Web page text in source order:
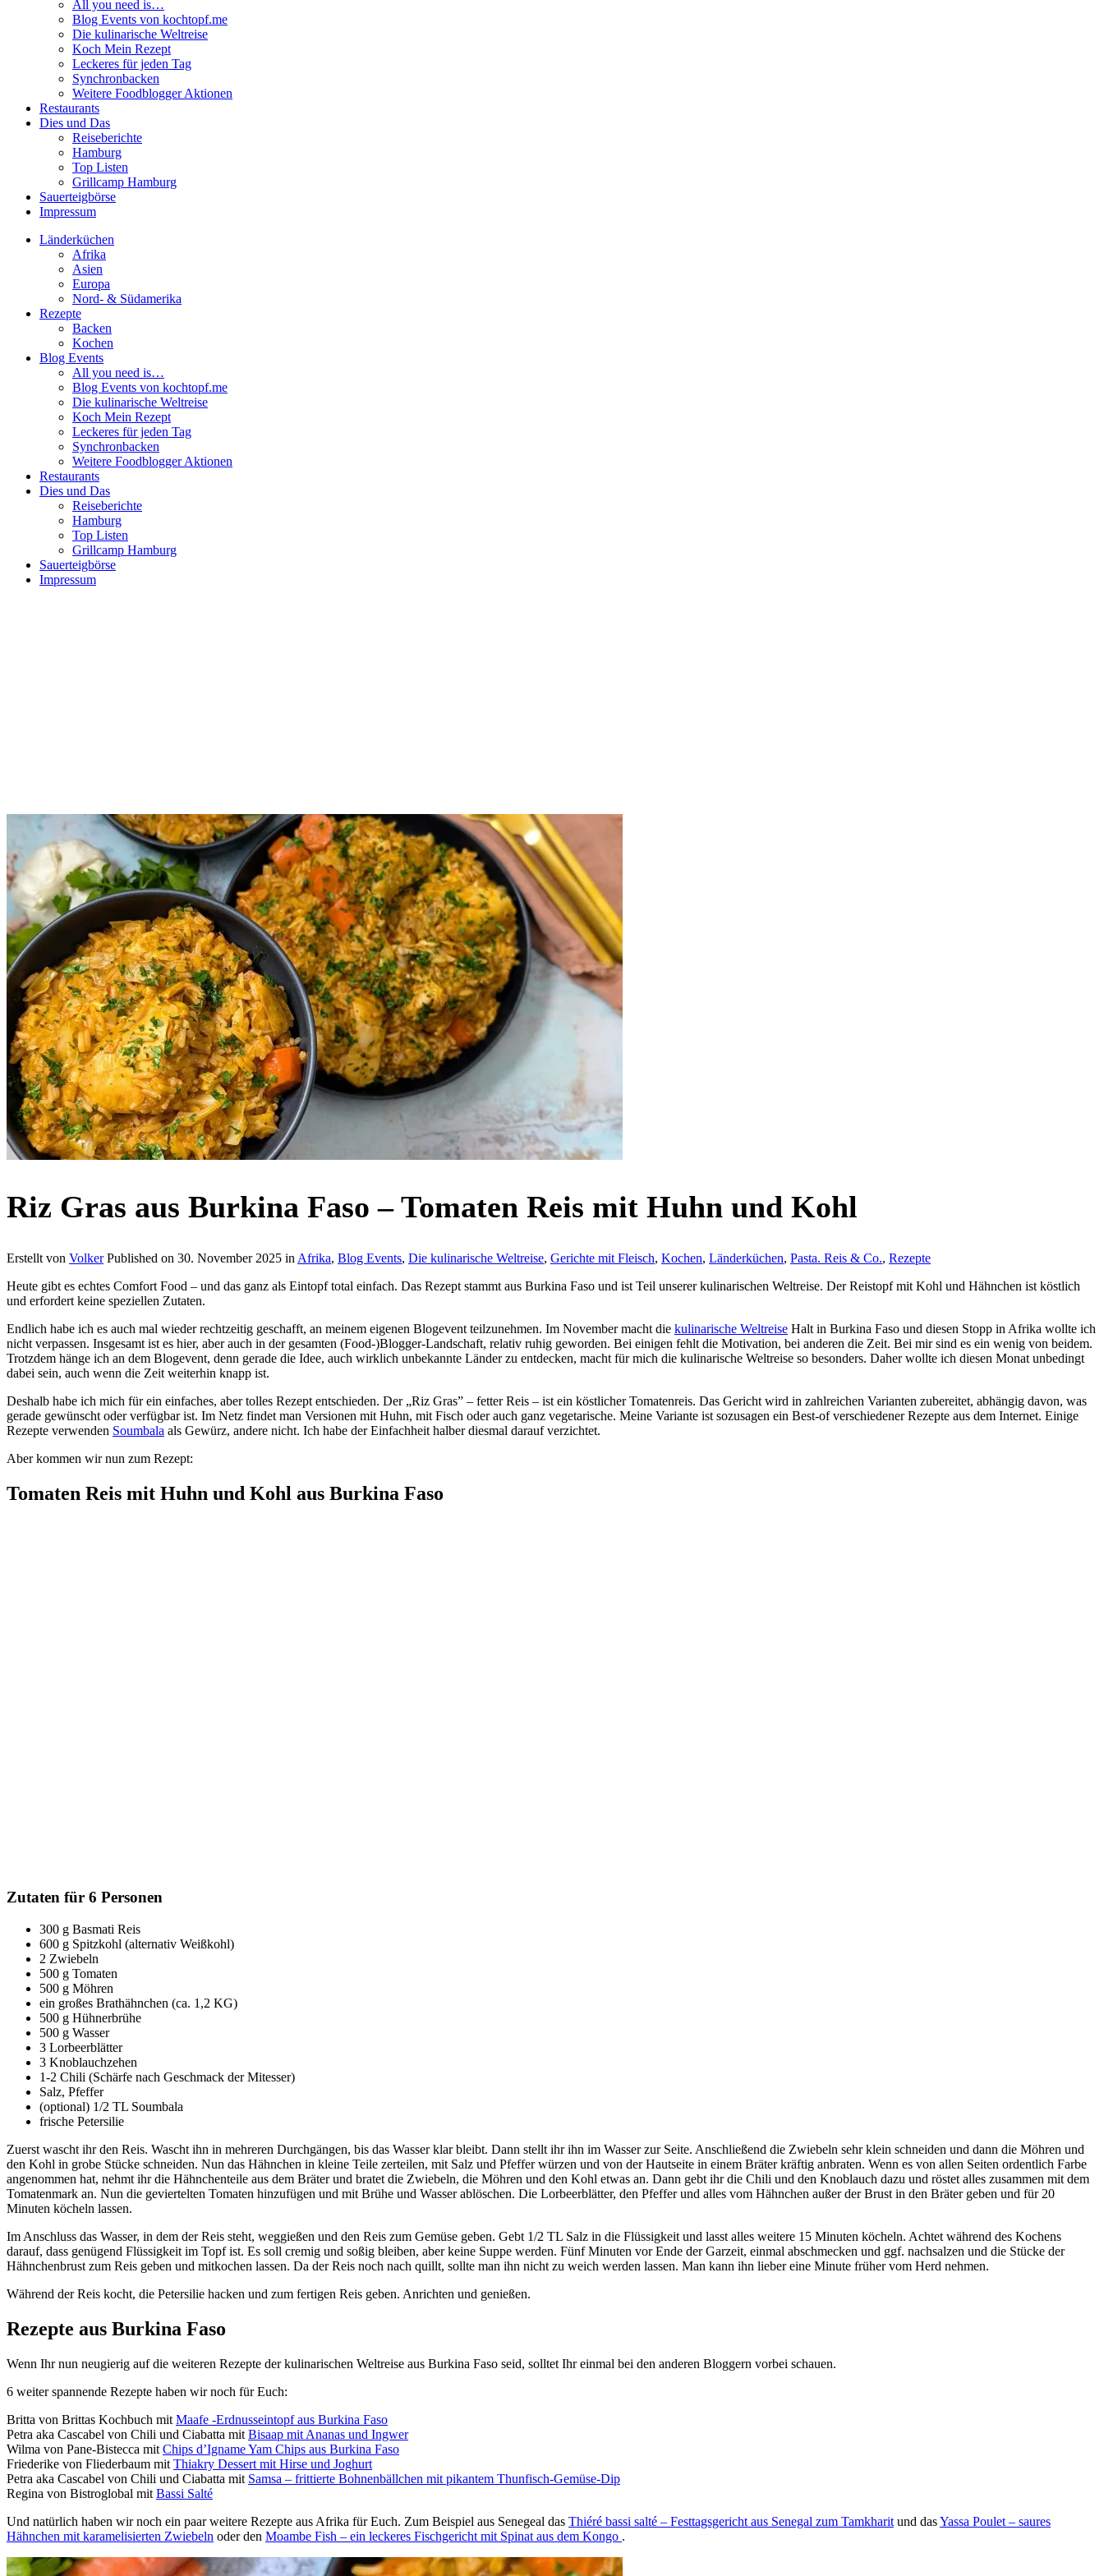
All you need is…
Blog Events von kochtopf.me
Die kulinarische Weltreise
Koch Mein Rezept
Leckeres für jeden Tag
Synchronbacken
Weitere Foodblogger Aktionen
Restaurants
Dies und Das
Reiseberichte
Hamburg
Top Listen
Grillcamp Hamburg
Sauerteigbörse
Impressum
Länderküchen
Afrika
Asien
Europa
Nord- & Südamerika
Rezepte
Backen
Kochen
Blog Events
All you need is…
Blog Events von kochtopf.me
Die kulinarische Weltreise
Koch Mein Rezept
Leckeres für jeden Tag
Synchronbacken
Weitere Foodblogger Aktionen
Restaurants
Dies und Das
Reiseberichte
Hamburg
Top Listen
Grillcamp Hamburg
Sauerteigbörse
Impressum
Riz Gras aus Burkina Faso – Tomaten Reis mit Huhn und Kohl
Erstellt von Volker Published on 30. November 2025 in Afrika, Blog Events, Die kulinarische Weltreise, Gerichte mit Fleisch, Kochen, Länderküchen, Pasta. Reis & Co., Rezepte
Heute gibt es echtes Comfort Food – und das ganz als Eintopf total einfach. Das Rezept stammt aus Burkina Faso und ist Teil unserer kulinarischen Weltreise. Der Reistopf mit Kohl und Hähnchen ist köstlich
und erfordert keine speziellen Zutaten.
Endlich habe ich es auch mal wieder rechtzeitig geschafft, an meinem eigenen Blogevent teilzunehmen. Im November macht die kulinarische Weltreise Halt in Burkina Faso und diesen Stopp in Afrika wollte ich
nicht verpassen. Insgesamt ist es hier, aber auch in der gesamten (Food-)Blogger-Landschaft, relativ ruhig geworden. Bei einigen fehlt die Motivation, bei anderen die Zeit. Bei mir sind es ein wenig von beidem.
Trotzdem hänge ich an dem Blogevent, denn gerade die Idee, auch wirklich unbekannte Länder zu entdecken, macht für mich die kulinarische Weltreise so besonders. Daher wollte ich diesen Monat unbedingt
dabei sein, auch wenn die Zeit weiterhin knapp ist.
Deshalb habe ich mich für ein einfaches, aber tolles Rezept entschieden. Der „Riz Gras” – fetter Reis – ist ein köstlicher Tomatenreis. Das Gericht wird in zahlreichen Varianten zubereitet, abhängig davon, was
gerade gewünscht oder verfügbar ist. Im Netz findet man Versionen mit Huhn, mit Fisch oder auch ganz vegetarische. Meine Variante ist sozusagen ein Best-of verschiedener Rezepte aus dem Internet. Einige
Rezepte verwenden Soumbala als Gewürz, andere nicht. Ich habe der Einfachheit halber diesmal darauf verzichtet.
Aber kommen wir nun zum Rezept:
Tomaten Reis mit Huhn und Kohl aus Burkina Faso
Zutaten für 6 Personen
300 g Basmati Reis
600 g Spitzkohl (alternativ Weißkohl)
2 Zwiebeln
500 g Tomaten
500 g Möhren
ein großes Brathähnchen (ca. 1,2 KG)
500 g Hühnerbrühe
500 g Wasser
3 Lorbeerblätter
3 Knoblauchzehen
1-2 Chili (Schärfe nach Geschmack der Mitesser)
Salz, Pfeffer
(optional) 1/2 TL Soumbala
frische Petersilie
Zuerst wascht ihr den Reis. Wascht ihn in mehreren Durchgängen, bis das Wasser klar bleibt. Dann stellt ihr ihn im Wasser zur Seite. Anschließend die Zwiebeln sehr klein schneiden und dann die Möhren und
den Kohl in grobe Stücke schneiden. Nun das Hähnchen in kleine Teile zerteilen, mit Salz und Pfeffer würzen und von der Hautseite in einem Bräter kräftig anbraten. Wenn es von allen Seiten ordentlich Farbe
angenommen hat, nehmt ihr die Hähnchenteile aus dem Bräter und bratet die Zwiebeln, die Möhren und den Kohl etwas an. Dann gebt ihr die Chili und den Knoblauch dazu und röstet alles zusammen mit dem
Tomatenmark an. Nun die geviertelten Tomaten hinzufügen und mit Brühe und Wasser ablöschen. Die Lorbeerblätter, den Pfeffer und alles vom Hähnchen außer der Brust in den Bräter geben und für 20
Minuten köcheln lassen.
Im Anschluss das Wasser, in dem der Reis steht, weggießen und den Reis zum Gemüse geben. Gebt 1/2 TL Salz in die Flüssigkeit und lasst alles weitere 15 Minuten köcheln. Achtet während des Kochens
darauf, dass genügend Flüssigkeit im Topf ist. Es soll cremig und soßig bleiben, aber keine Suppe werden. Fünf Minuten vor Ende der Garzeit, einmal abschmecken und ggf. nachsalzen und die Stücke der
Hähnchenbrust zum Reis geben und mitkochen lassen. Da der Reis noch nach quillt, sollte man ihn nicht zu weich werden lassen. Man kann ihn lieber eine Minute früher vom Herd nehmen.
Während der Reis kocht, die Petersilie hacken und zum fertigen Reis geben. Anrichten und genießen.
Rezepte aus Burkina Faso
Wenn Ihr nun neugierig auf die weiteren Rezepte der kulinarischen Weltreise aus Burkina Faso seid, solltet Ihr einmal bei den anderen Bloggern vorbei schauen.
6 weiter spannende Rezepte haben wir noch für Euch:
Britta von Brittas Kochbuch mit Maafe -Erdnusseintopf aus Burkina Faso
Petra aka Cascabel von Chili und Ciabatta mit Bisaap mit Ananas und Ingwer
Wilma von Pane-Bistecca mit Chips d’Igname Yam Chips aus Burkina Faso
Friederike von Fliederbaum mit Thiakry Dessert mit Hirse und Joghurt
Petra aka Cascabel von Chili und Ciabatta mit Samsa – frittierte Bohnenbällchen mit pikantem Thunfisch-Gemüse-Dip
Regina von Bistroglobal mit Bassi Salté
Und natürlich haben wir noch ein paar weitere Rezepte aus Afrika für Euch. Zum Beispiel aus Senegeal das Thiéré bassi salté – Festtagsgericht aus Senegal zum Tamkharit und dasYassa Poulet – saures
Hähnchen mit karamelisierten Zwiebeln oder den Moambe Fish – ein leckeres Fischgericht mit Spinat aus dem Kongo .